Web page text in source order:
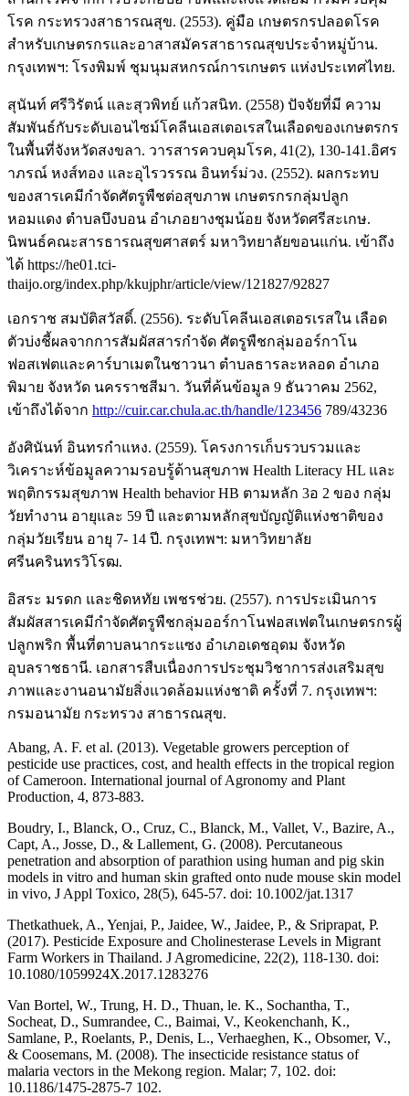
โรค กระทรวงสาธารณสุข. (2553). คู่มือ เกษตรกรปลอดโรค
สำหรับเกษตรกรและอาสาสมัครสาธารณสุขประจำหมู่บ้าน.
กรุงเทพฯ: โรงพิมพ์ ชุมนุมสหกรณ์การเกษตร แห่งประเทศไทย.
สุนันท์ ศรีวิรัตน์ และสุวพิทย์ แก้วสนิท. (2558) ปัจจัยที่มี ความ
สัมพันธ์กับระดับเอนไซม์โคลีนเอสเตอเรสในเลือดของเกษตรกร
ในพื้นที่จังหวัดสงขลา. วารสารควบคุมโรค, 41(2), 130-141.อิศร
าภรณ์ หงส์ทอง และอุไรวรรณ อินทร์ม่วง. (2552). ผลกระทบ
ของสารเคมีกำจัดศัตรูพืชต่อสุขภาพ เกษตรกรกลุ่มปลูก
หอมแดง ตำบลบึงบอน อำเภอยางชุมน้อย จังหวัดศรีสะเกษ.
นิพนธ์คณะสารธารณสุขศาสตร์ มหาวิทยาลัยขอนแก่น. เข้าถึง
ได้ https://he01.tci-
thaijo.org/index.php/kkujphr/article/view/121827/92827
เอกราช สมบัติสวัสดิ์. (2556). ระดับโคลีนเอสเตอรเรสใน เลือด
ตัวบ่งชี้ผลจากการสัมผัสสารกำจัด ศัตรูพืชกลุ่มออร์กาโน
ฟอสเฟตและคาร์บาเมตในชาวนา ตำบลธารละหลอด อำเภอ
พิมาย จังหวัด นครราชสีมา. วันที่ค้นข้อมูล 9 ธันวาคม 2562,
เข้าถึงได้จาก http://cuir.car.chula.ac.th/handle/123456 789/43236
อังศินันท์ อินทรกำแหง. (2559). โครงการเก็บรวบรวมและ
วิเคราะห์ข้อมูลความรอบรู้ด้านสุขภาพ Health Literacy HL และ
พฤติกรรมสุขภาพ Health behavior HB ตามหลัก 3อ 2 ของ กลุ่ม
วัยทำงาน อายุและ 59 ปี และตามหลักสุขบัญญัติแห่งชาติของ
กลุ่มวัยเรียน อายุ 7- 14 ปี. กรุงเทพฯ: มหาวิทยาลัย
ศรีนครินทรวิโรฒ.
อิสระ มรดก และชิดหทัย เพชรช่วย. (2557). การประเมินการ
สัมผัสสารเคมีกำจัดศัตรูพืชกลุ่มออร์กาโนฟอสเฟตในเกษตรกรผู้
ปลูกพริก พื้นที่ตาบลนากระแซง อำเภอเดชอุดม จังหวัด
อุบลราชธานี. เอกสารสืบเนื่องการประชุมวิชาการส่งเสริมสุข
ภาพและงานอนามัยสิ่งแวดล้อมแห่งชาติ ครั้งที่ 7. กรุงเทพฯ:
กรมอนามัย กระทรวง สาธารณสุข.
Abang, A. F. et al. (2013). Vegetable growers perception of
pesticide use practices, cost, and health effects in the tropical region
of Cameroon. International journal of Agronomy and Plant
Production, 4, 873-883.
Boudry, I., Blanck, O., Cruz, C., Blanck, M., Vallet, V., Bazire, A.,
Capt, A., Josse, D., & Lallement, G. (2008). Percutaneous
penetration and absorption of parathion using human and pig skin
models in vitro and human skin grafted onto nude mouse skin model
in vivo, J Appl Toxico, 28(5), 645-57. doi: 10.1002/jat.1317
Thetkathuek, A., Yenjai, P., Jaidee, W., Jaidee, P., & Sriprapat, P.
(2017). Pesticide Exposure and Cholinesterase Levels in Migrant
Farm Workers in Thailand. J Agromedicine, 22(2), 118-130. doi:
10.1080/1059924X.2017.1283276
Van Bortel, W., Trung, H. D., Thuan, le. K., Sochantha, T.,
Socheat, D., Sumrandee, C., Baimai, V., Keokenchanh, K.,
Samlane, P., Roelants, P., Denis, L., Verhaeghen, K., Obsomer, V.,
& Coosemans, M. (2008). The insecticide resistance status of
malaria vectors in the Mekong region. Malar; 7, 102. doi:
10.1186/1475-2875-7 102.